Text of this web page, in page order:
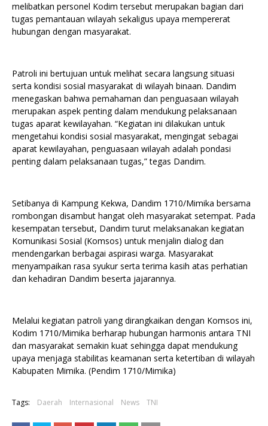
melibatkan personel Kodim tersebut merupakan bagian dari
tugas pemantauan wilayah sekaligus upaya mempererat
hubungan dengan masyarakat.
Patroli ini bertujuan untuk melihat secara langsung situasi
serta kondisi sosial masyarakat di wilayah binaan. Dandim
menegaskan bahwa pemahaman dan penguasaan wilayah
merupakan aspek penting dalam mendukung pelaksanaan
tugas aparat kewilayahan. “Kegiatan ini dilakukan untuk
mengetahui kondisi sosial masyarakat, mengingat sebagai
aparat kewilayahan, penguasaan wilayah adalah pondasi
penting dalam pelaksanaan tugas,” tegas Dandim.
Setibanya di Kampung Kekwa, Dandim 1710/Mimika bersama
rombongan disambut hangat oleh masyarakat setempat. Pada
kesempatan tersebut, Dandim turut melaksanakan kegiatan
Komunikasi Sosial (Komsos) untuk menjalin dialog dan
mendengarkan berbagai aspirasi warga. Masyarakat
menyampaikan rasa syukur serta terima kasih atas perhatian
dan kehadiran Dandim beserta jajarannya.
Melalui kegiatan patroli yang dirangkaikan dengan Komsos ini,
Kodim 1710/Mimika berharap hubungan harmonis antara TNI
dan masyarakat semakin kuat sehingga dapat mendukung
upaya menjaga stabilitas keamanan serta ketertiban di wilayah
Kabupaten Mimika. (Pendim 1710/Mimika)
Tags: Daerah Internasional News TNI